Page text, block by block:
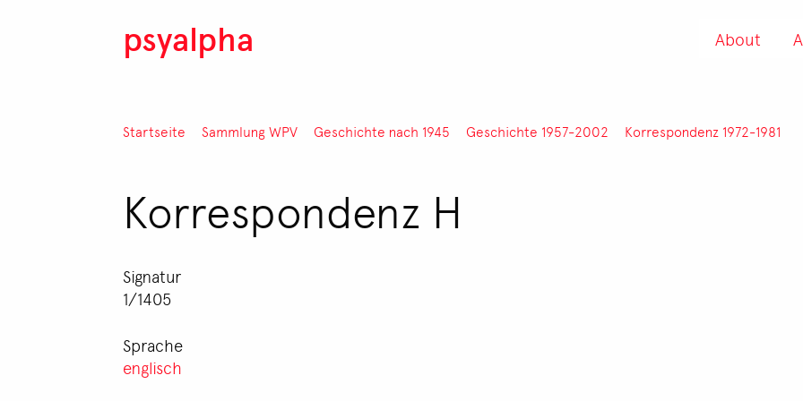
psyalpha About
Pfadnavigation
Startseite Sammlung WPV Geschichte nach 1945 Geschichte 1957-2002 Korrespondenz 1972-1981
Korrespondenz H
Signatur
1/1405
Sprache
englisch